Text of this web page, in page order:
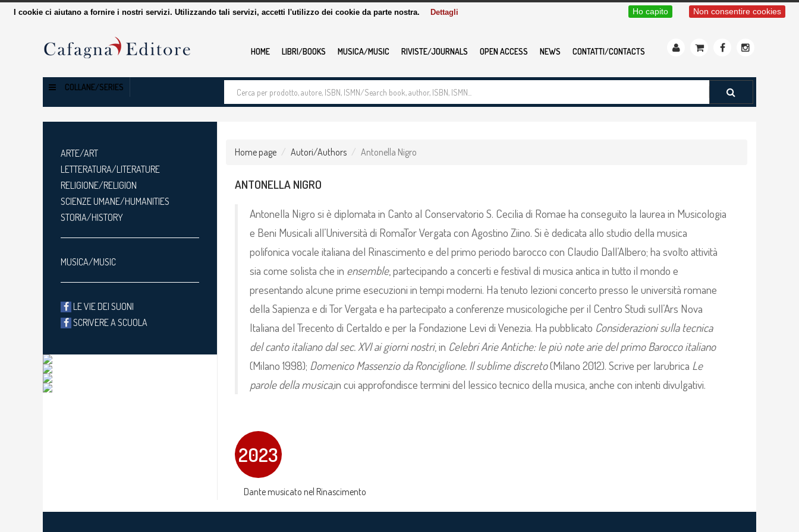
HOME LIBRI/BOOKS MUSICA/MUSIC RIVISTE/JOURNALS OPEN ACCESS NEWS CONTATTI/CONTACTS
COLLANE/SERIES
Cerca
tra
Home page
Autori/Authors Antonella Nigro
ANTONELLA NIGRO
Antonella Nigro si è diplomata in Canto al Conservatorio S. Cecilia di Romae ha conseguito la laurea in Musicologia
e Beni Musicali all’Università di RomaTor Vergata con Agostino Ziino. Si è dedicata allo studio della musica
polifonica vocale italiana del Rinascimento e del primo periodo barocco con Claudio Dall’Albero; ha svolto attività
sia come solista che in ensemble, partecipando a concerti e festival di musica antica in tutto il mondo e
presentando alcune prime esecuzioni in tempi moderni. Ha tenuto lezioni concerto presso le università romane
della Sapienza e di Tor Vergata e ha partecipato a conferenze musicologiche per il Centro Studi sull’Ars Nova
Italiana del Trecento di Certaldo e per la Fondazione Levi di Venezia. Ha pubblicato Considerazioni sulla tecnica
del canto italiano dal sec. XVI ai giorni nostri, in Celebri Arie Antiche: le più note arie del primo Barocco italiano
(Milano 1998); Domenico Massenzio da Ronciglione. Il sublime discreto(Milano 2012). Scrive per larubrica Le
parole della musica,in cui approfondisce termini del lessico tecnico della musica, anche con intenti divulgativi.
2023
Dante musicato nel Rinascimento
ARTE/ART
LETTERATURA/LITERATURE
RELIGIONE/RELIGION
SCIENZE UMANE/HUMANITIES
STORIA/HISTORY
MUSICA/MUSIC
LE VIE DEI SUONI
SCRIVERE A SCUOLA
I cookie ci aiutano a fornire i nostri servizi. Utilizzando tali servizi, accetti l'utilizzo dei cookie da parte nostra. Dettagli Non consentire cookies
Ho capito